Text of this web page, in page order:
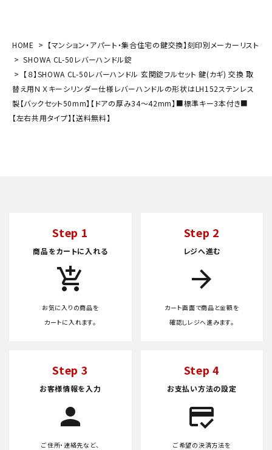
HOME
【マンション・アパート・集合住宅の鍵交換】刻印別メーカーリスト
SHOWA CL-50レバーハンドル錠
【８】SHOWA CL-50レバーハンドル 玄関錠フルセット 鍵(カギ) 交換 取
替え用ＮＸキーシリンダー仕様レバーハンドルの形状はLH152ステンレス
製【バックセット50mm】【ドアの厚み34～42mm】■標準キー3本付き■
【左右共用タイプ】【送料無料】
Step 1
商品をカートに入れる
add_shopping_cart
お気に入りの商品を
カートに入れます。
Step 2
レジへ進む
arrow_forward
カート画面で商品と金額を
確認しレジへ進みます。
Step 3
お客様情報を入力
person
ご住所・連絡先など、
Step 4
お支払い方法の設定
credit_score
ご希望の決済方法を